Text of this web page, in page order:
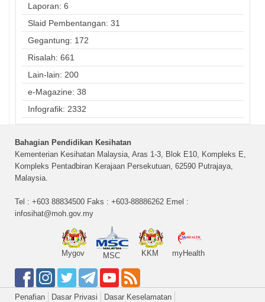
Laporan: 6
Slaid Pembentangan: 31
Gegantung: 172
Risalah: 661
Lain-lain: 200
e-Magazine: 38
Infografik: 2332
Bahagian Pendidikan Kesihatan
Kementerian Kesihatan Malaysia, Aras 1-3, Blok E10, Kompleks E,
Kompleks Pentadbiran Kerajaan Persekutuan, 62590 Putrajaya,
Malaysia.
Tel : +603 88834500 Faks : +603-88886262 Emel :
infosihat@moh.gov.my
Mygov MSC KKM myHealth
Penafian Dasar Privasi Dasar Keselamatan